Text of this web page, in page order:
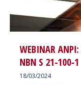
WEBINAR ANPI:
NBN S 21-100-1
18/03/2024